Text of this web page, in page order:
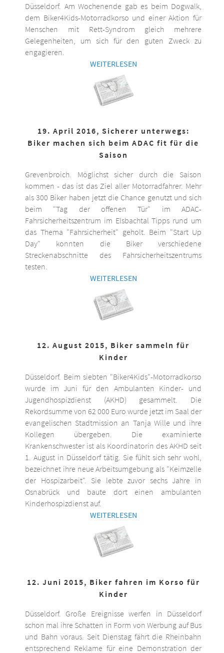
Düsseldorf. Am Wochenende gab es beim Dogwalk,
dem Biker4Kids-Motorradkorso und einer Aktion für
Menschen mit Rett-Syndrom gleich mehrere
Gelegenheiten, um sich für den guten Zweck zu
engagieren.
WEITERLESEN
19. April 2016, Sicherer unterwegs:
Biker machen sich beim ADAC fit für die
Saison
Grevenbroich. Möglichst sicher durch die Saison
kommen - das ist das Ziel aller Motorradfahrer. Mehr
als 300 Biker haben jetzt die Chance genutzt und sich
beim "Tag der offenen Tür" im ADAC-
Fahrsicherheitszentrum im Elsbachtal Tipps rund um
das Thema "Fahrsicherheit" geholt. Beim "Start Up
Day" konnten die Biker verschiedene
Streckenabschnitte des Fahrsicherheitszentrums
testen.
WEITERLESEN
12. August 2015, Biker sammeln für
Kinder
Düsseldorf. Beim siebten "Biker4Kids"-Motorradkorso
wurde im Juni für den Ambulanten Kinder- und
Jugendhospizdienst (AKHD) gesammelt. Die
Rekordsumme von 62 000 Euro wurde jetzt im Saal der
evangelischen Stadtmission an Tanja Wille und ihre
Kollegen übergeben. Die examinierte
Krankenschwester ist als Koordinatorin des AKHD seit
1. August in Düsseldorf tätig. Sie fühlt sich sehr wohl,
bezeichnet ihre neue Arbeitsumgebung als "Keimzelle
der Hospizarbeit". Sie lebte zuvor sechs Jahre in
Osnabrück und baute dort einen ambulanten
Kinderhospizdienst auf.
WEITERLESEN
12. Juni 2015, Biker fahren im Korso für
Kinder
Düsseldorf. Große Ereignisse werfen in Düsseldorf
schon mal ihre Schatten in Form von Werbung auf Bus
und Bahn voraus. Seit Dienstag fährt die Rheinbahn
entsprechend Reklame für eine Demonstration der